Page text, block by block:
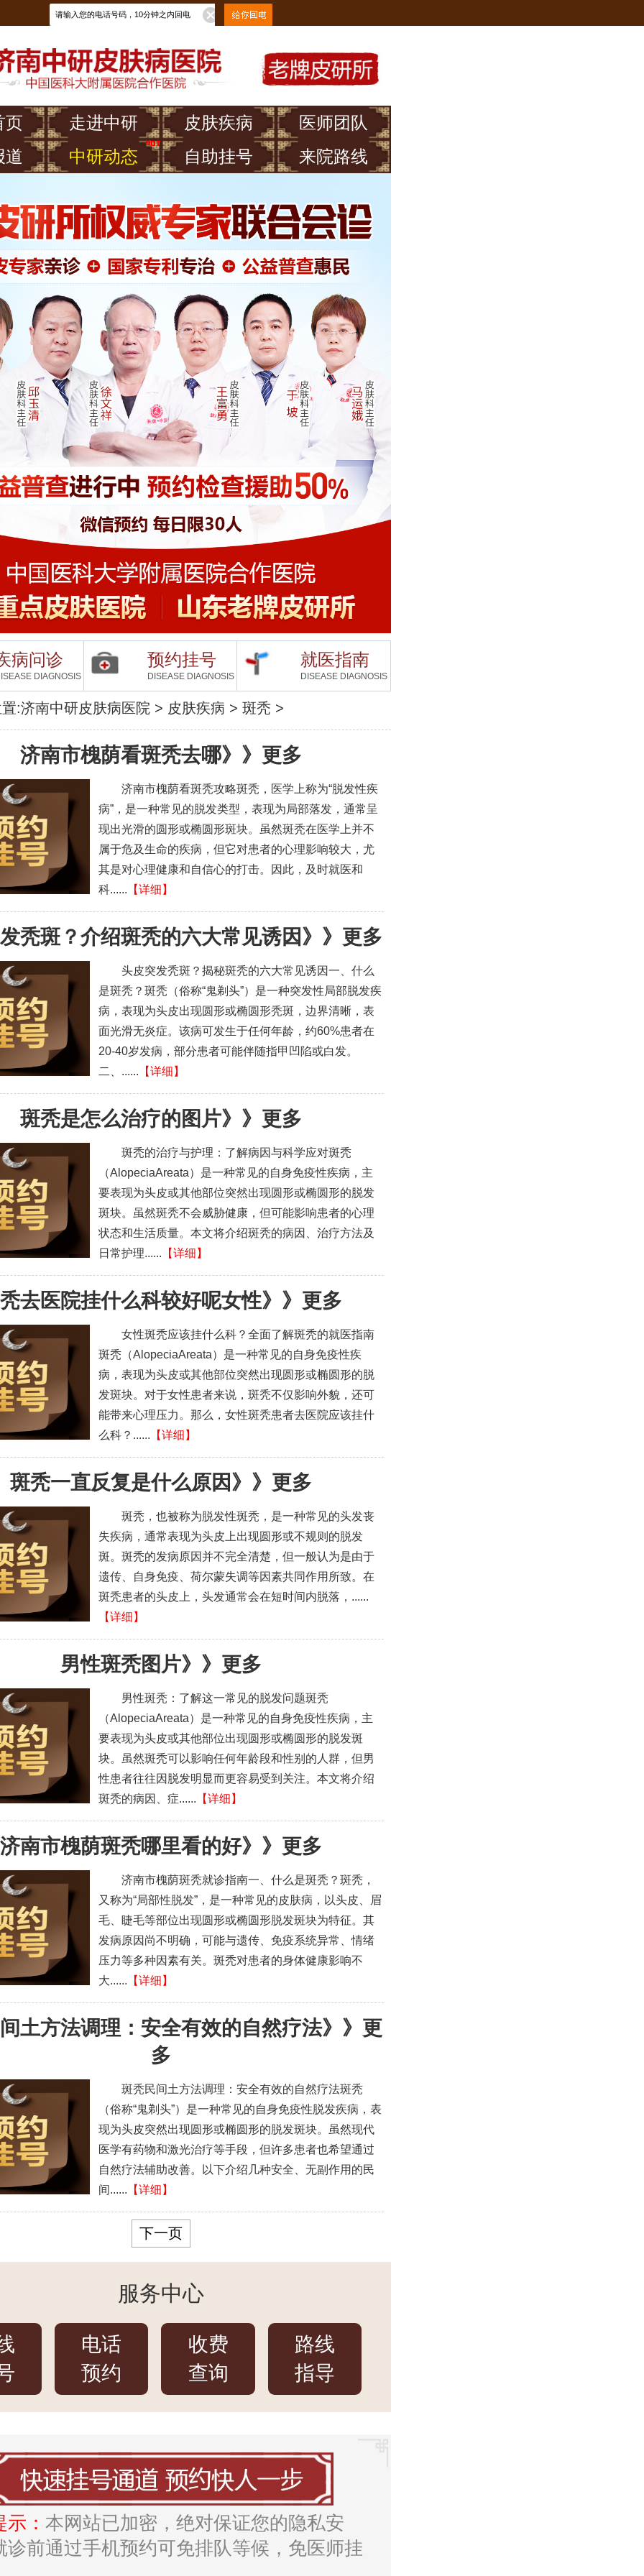
页 走进中研 皮肤疾病
医师团队
道
中研动态 自助挂号 来院路线
病问诊
DIAGNOSIS
预约挂号
DISEASE DIAGNOSIS
就医指南
DISEASE DIAGNOSIS
:济南中研皮肤病医院 > 皮肤疾病 > 斑秃 >
济南市槐荫看斑秃去哪》》 更多
济南市槐荫看斑秃攻略斑秃，医学上称为“脱发性疾
病”，是一种常见的脱发类型，表现为局部落发，通常呈
现出光滑的圆形或椭圆形斑块。虽然斑秃在医学上并不
属于危及生命的疾病，但它对患者的心理影响较大，尤
其是对心理健康和自信心的打击。因此，及时就医和
科...... 【详细】
秃斑？介绍斑秃的六大常见诱因 》》 更多
头皮突发秃斑？揭秘斑秃的六大常见诱因一、什么
是斑秃？斑秃（俗称“鬼剃头”）是一种突发性局部脱发疾
病，表现为头皮出现圆形或椭圆形秃斑，边界清晰，表
面光滑无炎症。该病可发生于任何年龄，约60%患者在
20-40岁发病，部分患者可能伴随指甲凹陷或白发。
二、...... 【详细】
斑秃是怎么治疗的图片》》 更多
斑秃的治疗与护理：了解病因与科学应对斑秃
（AlopeciaAreata）是一种常见的自身免疫性疾病，主
要表现为头皮或其他部位突然出现圆形或椭圆形的脱发
斑块。虽然斑秃不会威胁健康，但可能影响患者的心理
状态和生活质量。本文将介绍斑秃的病因、治疗方法及
日常护理...... 【详细】
去医院挂什么科较好呢女性》》 更多
女性斑秃应该挂什么科？全面了解斑秃的就医指南
斑秃（AlopeciaAreata）是一种常见的自身免疫性疾
病，表现为头皮或其他部位突然出现圆形或椭圆形的脱
发斑块。对于女性患者来说，斑秃不仅影响外貌，还可
能带来心理压力。那么，女性斑秃患者去医院应该挂什
么科？...... 【详细】
斑秃一直反复是什么原因 》》 更多
斑秃，也被称为脱发性斑秃，是一种常见的头发丧
失疾病，通常表现为头皮上出现圆形或不规则的脱发
斑。斑秃的发病原因并不完全清楚，但一般认为是由于
遗传、自身免疫、荷尔蒙失调等因素共同作用所致。在
斑秃患者的头皮上，头发通常会在短时间内脱落，......
【详细】
男性斑秃图片》》 更多
男性斑秃：了解这一常见的脱发问题斑秃
（AlopeciaAreata）是一种常见的自身免疫性疾病，主
要表现为头皮或其他部位出现圆形或椭圆形的脱发斑
块。虽然斑秃可以影响任何年龄段和性别的人群，但男
性患者往往因脱发明显而更容易受到关注。本文将介绍
斑秃的病因、症...... 【详细】
济南市槐荫斑秃哪里看的好》》 更多
济南市槐荫斑秃就诊指南一、什么是斑秃？斑秃，
又称为“局部性脱发”，是一种常见的皮肤病，以头皮、眉
毛、睫毛等部位出现圆形或椭圆形脱发斑块为特征。其
发病原因尚不明确，可能与遗传、免疫系统异常、情绪
压力等多种因素有关。斑秃对患者的身体健康影响不
大...... 【详细】
土方法调理：安全有效的自然疗法》》 更
多
斑秃民间土方法调理：安全有效的自然疗法斑秃
（俗称“鬼剃头”）是一种常见的自身免疫性脱发疾病，表
现为头皮突然出现圆形或椭圆形的脱发斑块。虽然现代
医学有药物和激光治疗等手段，但许多患者也希望通过
自然疗法辅助改善。以下介绍几种安全、无副作用的民
间...... 【详细】
下一页
服务中心
电话
预约
收费
查询
路线
指导
： 本网站已加密，绝对保证您的隐私安
诊前通过手机预约可免排队等候，免医师挂